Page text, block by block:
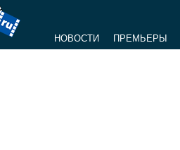
НОВОСТИ ПРЕМЬЕРЫ